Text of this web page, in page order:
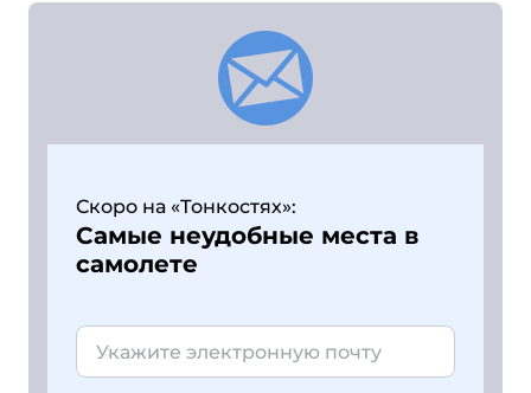
Скоро на «Тонкостях»:
Самые неудобные места в
самолете